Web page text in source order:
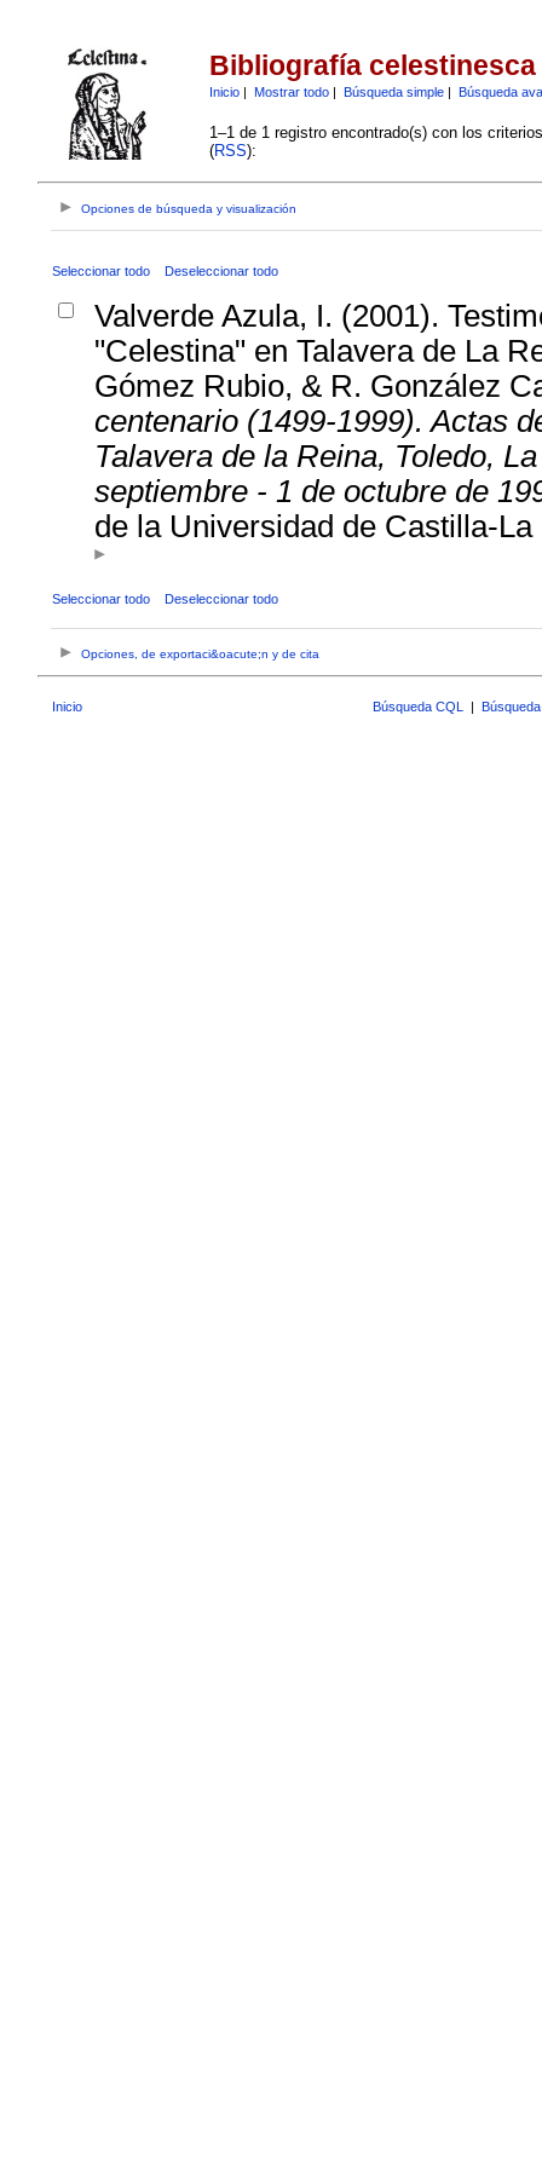
Bibliografía celestinesca
Inicio| Mostrar todo| Búsqueda simple| Búsqueda
1–1 de 1 registro encontrado(s) con los
(RSS):
Opciones de búsqueda y visualización
Seleccionar todo Deseleccionar todo
Valverde Azula, I. (2001).
"Celestina" en Talavera de La
Gómez Rubio, & R. González
centenario (1499-1999). Actas
Talavera de la Reina, Toledo,
septiembre - 1 de octubre de
de la Universidad de Castilla-La
Seleccionar todo Deseleccionar todo
Opciones, de exportaci&oacute;n y de cita
Inicio Búsqueda CQL |